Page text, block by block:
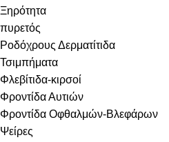
Ξηρότητα
πυρετός
Ροδόχρους Δερματίτιδα
Τσιμπήματα
Φλεβίτιδα-κιρσοί
Φροντίδα Αυτιών
Φροντίδα Οφθαλμών-Βλεφάρων
Ψείρες